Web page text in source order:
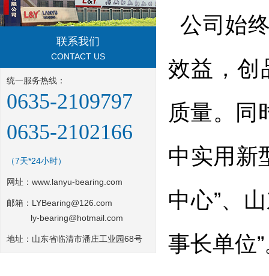
联系我们
CONTACT US
统一服务热线：
0635-2109797
0635-2102166
（7天*24小时）
网址： www.lanyu-bearing.com
邮箱：LYBearing@126.com
ly-bearing@hotmail.com
地址：山东省临清市潘庄工业园68号
公司始
效益，创
质量。同
中实用新
中心”、
事长单位